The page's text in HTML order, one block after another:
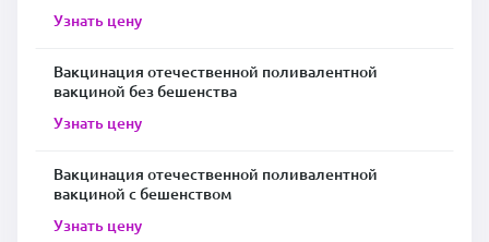
Узнать цену
Вакцинация отечественной поливалентной
вакциной без бешенства
Узнать цену
Вакцинация отечественной поливалентной
вакциной с бешенством
Узнать цену